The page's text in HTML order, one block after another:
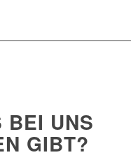
BEI UNS
GIBT?